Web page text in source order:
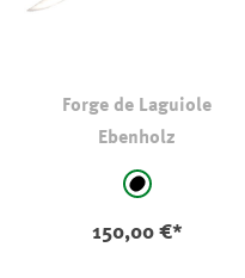
Forge de Laguiole
Ebenholz
auswählen
schwarz
150,00 €*